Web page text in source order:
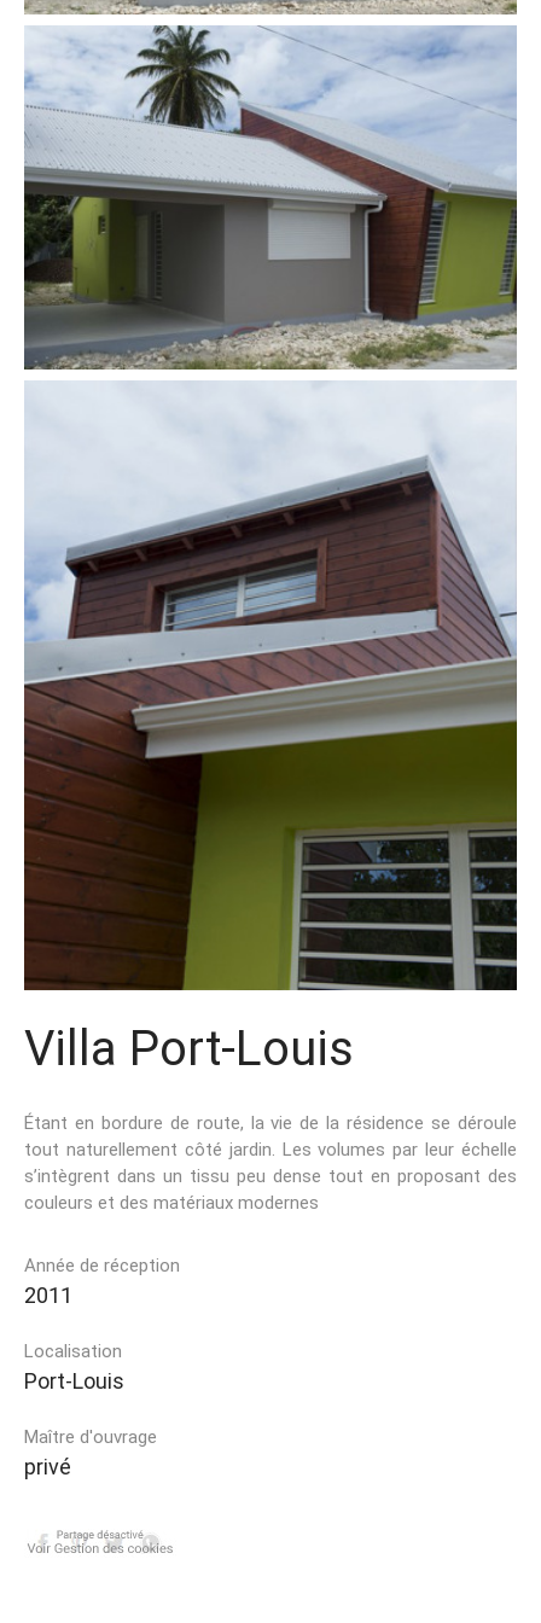
Villa Port-Louis
Étant en bordure de route, la vie de la résidence se déroule
tout naturellement côté jardin. Les volumes par leur échelle
s’intègrent dans un tissu peu dense tout en proposant des
couleurs et des matériaux modernes
Année de réception
2011
Localisation
Port-Louis
Maître d'ouvrage
privé